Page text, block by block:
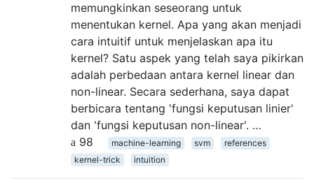
memungkinkan seseorang untuk
menentukan kernel. Apa yang akan menjadi
cara intuitif untuk menjelaskan apa itu
kernel? Satu aspek yang telah saya pikirkan
adalah perbedaan antara kernel linear dan
non-linear. Secara sederhana, saya dapat
berbicara tentang 'fungsi keputusan linier'
dan 'fungsi keputusan non-linear'. …
98
machine-learning svm
references
kernel-trick
intuition